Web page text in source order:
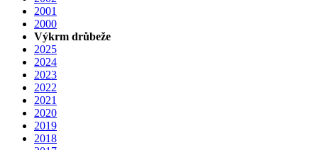
2001
2000
Výkrm drůbeže
2025
2024
2023
2022
2021
2020
2019
2018